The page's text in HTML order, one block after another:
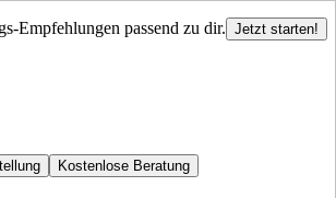
Empfehlungen passend zu dir. Jetzt starten!
Kostenlose Beratung